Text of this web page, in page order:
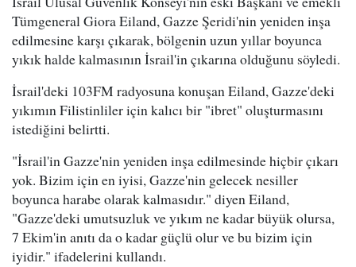
Tümgeneral Giora Eiland, Gazze Şeridi'nin yeniden inşa
edilmesine karşı çıkarak, bölgenin uzun yıllar boyunca
yıkık halde kalmasının İsrail'in çıkarına olduğunu söyledi.
İsrail'deki 103FM radyosuna konuşan Eiland, Gazze'deki
yıkımın Filistinliler için kalıcı bir "ibret" oluşturmasını
istediğini belirtti.
"İsrail'in Gazze'nin yeniden inşa edilmesinde hiçbir çıkarı
yok. Bizim için en iyisi, Gazze'nin gelecek nesiller
boyunca harabe olarak kalmasıdır." diyen Eiland,
"Gazze'deki umutsuzluk ve yıkım ne kadar büyük olursa,
7 Ekim'in anıtı da o kadar güçlü olur ve bu bizim için
iyidir." ifadelerini kullandı.